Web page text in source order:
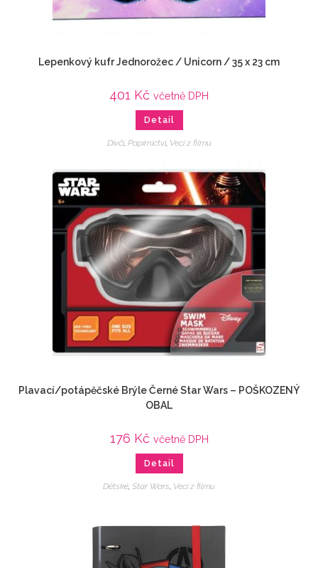
Lepenkový kufr Jednorožec / Unicorn / 35 x 23 cm
401 Kč včetně DPH
Detail
Dívčí, Papírnictví, Veci z filmu
Plavací/potápěčské Brýle Černé Star Wars – POŠKOZENÝ
OBAL
176 Kč včetně DPH
Detail
Dětské, Star Wars, Veci z filmu